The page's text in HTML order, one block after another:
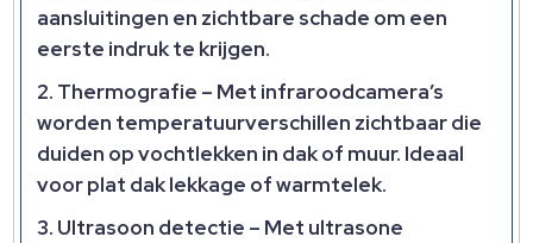
aansluitingen en zichtbare schade om een
eerste indruk te krijgen.​
Thermografie – Met infraroodcamera’s
worden temperatuurverschillen zichtbaar die
duiden op vochtlekken in dak of muur.​ Ideaal
voor plat dak lekkage of warmtelek.​
Ultrasoon detectie – Met ultrasone